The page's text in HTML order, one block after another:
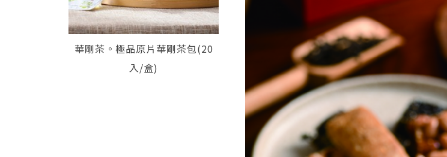
華剛茶。極品原片華剛茶包(20
入/盒)